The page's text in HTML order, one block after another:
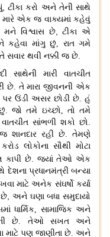
,ટીકા કરો અને તેની સાથે
એક જ વાક્યમાં કહેવું
મને વિશ્વાસ છે,ટીકા એ
કહેવા માંગુ છું, રાત ગમે
સવાર થવી નક્કી જ છે.
સાથેની મારી વાતચીત
છે. તે મારા જીવનની એક
પર ઉંડી અસર છોડી છે.હું
. જો તમે ઇચ્છો, તો તમે
સાંભળી શકો છો.
શાનદાર રહી છે.તેમણે
લોકોના સૌથી મોટા
કાપી છે. જ્યાં તેઓ એક
પ્રધાનમંત્રી બન્યા
માટે અનેક સંઘર્ષો કર્યા
છે,અને ઘણા બધા સમુદાયો
ધાર્મિક, સામાજિક અને
છે. તેઓ સખત અને
માટે પણ જાણીતા છે. અને